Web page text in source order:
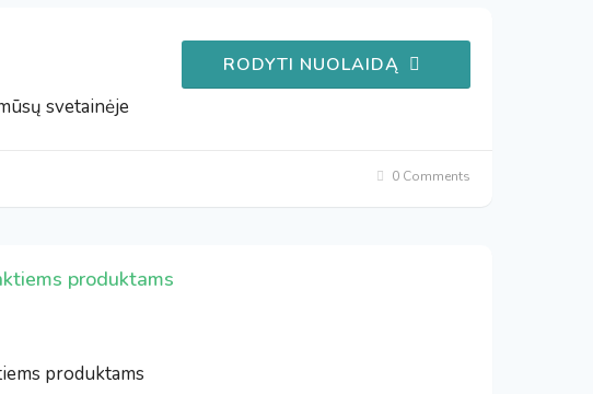
svetainėje
RODYTI NUOLAIDĄ
0 Comments
produktams
produktams